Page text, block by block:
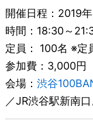
開催日程：2019
時間：18:30～
定員： 100名 ※定
参加費：3,000円
会場： 渋谷
／JR渋谷駅新南口